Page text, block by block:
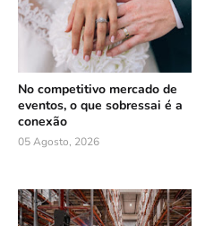
No competitivo mercado de
eventos, o que sobressai é a
conexão
05 Agosto, 2026